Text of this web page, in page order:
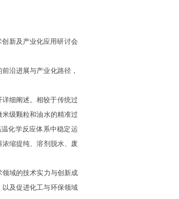
新及产业化应用研讨会
沿进展与产业化路径，
详细阐述。相较于传统过
米级颗粒和油水的精准过
化学反应体系中稳定运
浓缩提纯、溶剂脱水、 废
域的技术实力与创新成
及促进化工与环保领域